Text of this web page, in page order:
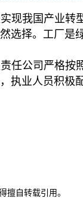
现我国产业转
选择。工厂是
任公司严格按
执业人员积极
擅自转载引用。